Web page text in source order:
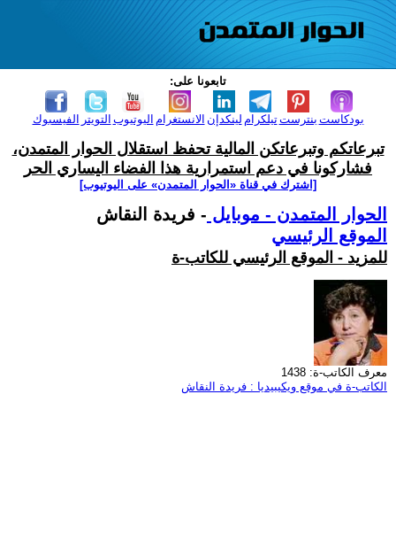
تابعونا على:
الفيسبوك التويتر اليوتيوب الانستغرام لينكدإن تيلكرامبنترست بودكاست
تبرعاتكم وتبرعاتكن المالية تحفظ استقلال الحوار المتمدن،
فشاركونا في دعم استمرارية هذا الفضاء اليساري الحر
[اشترك في قناة ‫«الحوار المتمدن» على اليوتيوب]
الحوار المتمدن - موبايل - فريدة النقاش
الموقع الرئيسي
للمزيد - الموقع الرئيسي للكاتب-ة
معرف الكاتب-ة: 1438
الكاتب-ة في موقع ويكيبيديا : فريدة النقاش